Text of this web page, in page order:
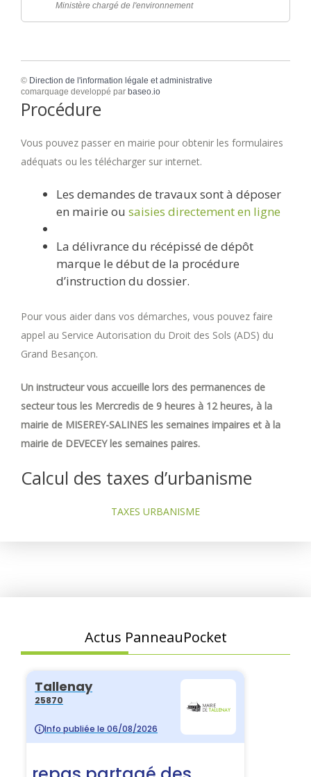
Ministère chargé de l'environnement
© Direction de l'information légale et administrative
comarquage developpé par baseo.io
Procédure
Vous pouvez passer en mairie pour obtenir les formulaires
adéquats ou les télécharger sur internet.
Les demandes de travaux sont à déposer
en mairie ou saisies directement en ligne
La délivrance du récépissé de dépôt
marque le début de la procédure
d’instruction du dossier.
Pour vous aider dans vos démarches, vous pouvez faire
appel au Service Autorisation du Droit des Sols (ADS) du
Grand Besançon.
Un instructeur vous accueille lors des permanences de
secteur tous les Mercredis de 9 heures à 12 heures, à la
mairie de MISEREY-SALINES les semaines impaires et à la
mairie de DEVECEY les semaines paires.
Calcul des taxes d’urbanisme
TAXES URBANISME
Actus PanneauPocket